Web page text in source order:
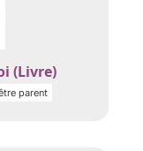
(Livre)
parent